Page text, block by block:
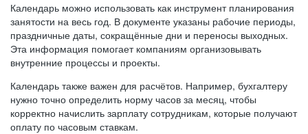
Календарь можно использовать как инструмент планирования
занятости на весь год. В документе указаны рабочие периоды,
праздничные даты, сокращённые дни и переносы выходных.
Эта информация помогает компаниям организовывать
внутренние процессы и проекты.
Календарь также важен для расчётов. Например, бухгалтеру
нужно точно определить норму часов за месяц, чтобы
корректно начислить зарплату сотрудникам, которые получают
оплату по часовым ставкам.